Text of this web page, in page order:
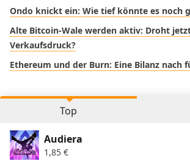
Ondo knickt ein: Wie tief könnte es noch
Alte Bitcoin-Wale werden aktiv: Droht
Verkaufsdruck?
Ethereum und der Burn: Eine Bilanz nach
Top
Audiera
1,85 €